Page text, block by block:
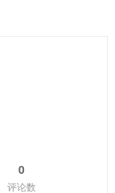
0
评论数